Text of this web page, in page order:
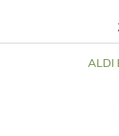
ALDI